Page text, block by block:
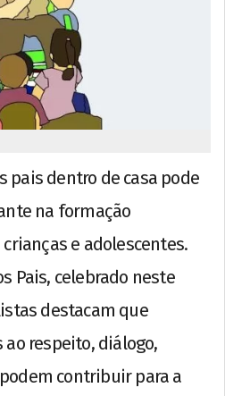
pais dentro de casa pode
na formação
e adolescentes.
Pais, celebrado neste
destacam que
respeito, diálogo,
contribuir para a